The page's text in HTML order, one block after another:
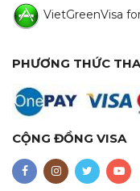
VietGreenVisa
PHƯƠNG THỨC
CỘNG ĐỒNG VISA